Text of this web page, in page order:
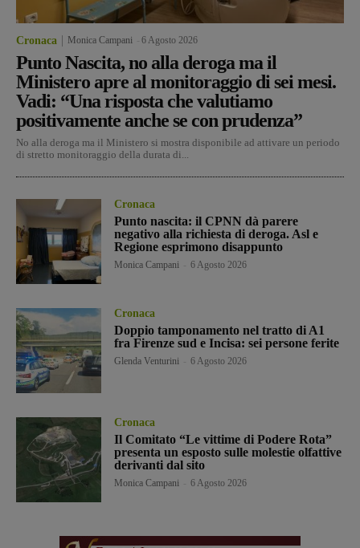
Cronaca Monica Campani 6 Agosto 2026
Punto Nascita, no alla deroga ma il
Ministero apre al monitoraggio di sei mesi.
Vadi: “Una risposta che valutiamo
positivamente anche se con prudenza”
No alla deroga ma il Ministero si mostra disponibile ad attivare un periodo
di stretto monitoraggio della durata di...
Cronaca
Punto nascita: il CPNN dà parere
negativo alla richiesta di deroga. Asl e
Regione esprimono disappunto
Monica Campani 6 Agosto 2026
Cronaca
Doppio tamponamento nel tratto di A1
fra Firenze sud e Incisa: sei persone ferite
Glenda Venturini 6 Agosto 2026
Cronaca
Il Comitato “Le vittime di Podere Rota”
presenta un esposto sulle molestie olfattive
derivanti dal sito
Monica Campani 6 Agosto 2026